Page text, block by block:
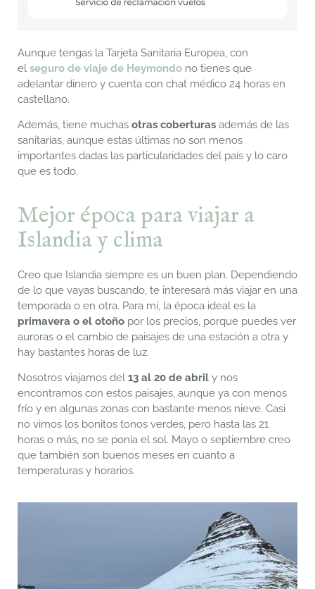
Aunque tengas la Tarjeta Sanitaria Europea, con
el seguro de viaje de Heymondo no tienes que
adelantar dinero y cuenta con chat médico 24 horas en
castellano.
Además, tiene muchas otras coberturas además de las
sanitarias, aunque estas últimas no son menos
importantes dadas las particularidades del país y lo caro
que es todo.
Mejor época para viajar a
Islandia y clima
Creo que Islandia siempre es un buen plan. Dependiendo
de lo que vayas buscando, te interesará más viajar en una
temporada o en otra. Para mí, la época ideal es la
primavera o el otoño por los precios, porque puedes ver
auroras o el cambio de paisajes de una estación a otra y
hay bastantes horas de luz.
Nosotros viajamos del 13 al 20 de abril y nos
encontramos con estos paisajes, aunque ya con menos
frío y en algunas zonas con bastante menos nieve. Casi
no vimos los bonitos tonos verdes, pero hasta las 21
horas o más, no se ponía el sol. Mayo o septiembre creo
que también son buenos meses en cuanto a
temperaturas y horarios.